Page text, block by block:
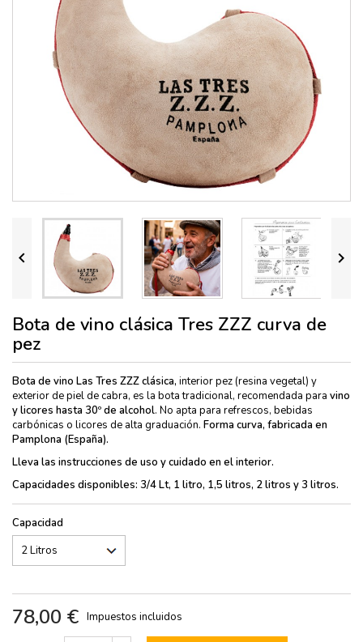
 
Bota de vino clásica Tres ZZZ curva de
pez
Bota de vino Las Tres ZZZ clásica, interior pez (resina vegetal) y
exterior de piel de cabra, es la bota tradicional, recomendada para vino
y licores hasta 30º de alcohol. No apta para refrescos, bebidas
carbónicas o licores de alta graduación. Forma curva, fabricada en
Pamplona (España).
Lleva las instrucciones de uso y cuidado en el interior.
Capacidades disponibles: 3/4 Lt, 1 litro, 1,5 litros, 2 litros y 3 litros.
Capacidad
78,00 € Impuestos incluidos